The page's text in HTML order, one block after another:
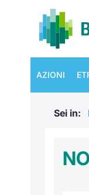
AZIONI
Sei in: